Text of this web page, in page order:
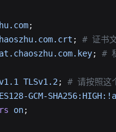
;
; # 证书
; #
TLSv1.2 ; # 请按照这
GCM-
on;